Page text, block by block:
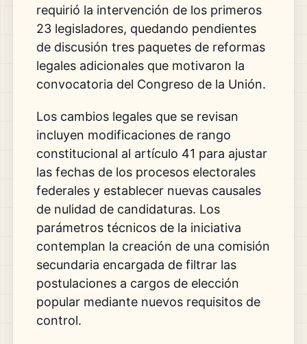
requirió la intervención de los primeros
23 legisladores, quedando pendientes
de discusión tres paquetes de reformas
legales adicionales que motivaron la
convocatoria del Congreso de la Unión.
Los cambios legales que se revisan
incluyen modificaciones de rango
constitucional al artículo 41 para ajustar
las fechas de los procesos electorales
federales y establecer nuevas causales
de nulidad de candidaturas. Los
parámetros técnicos de la iniciativa
contemplan la creación de una comisión
secundaria encargada de filtrar las
postulaciones a cargos de elección
popular mediante nuevos requisitos de
control.